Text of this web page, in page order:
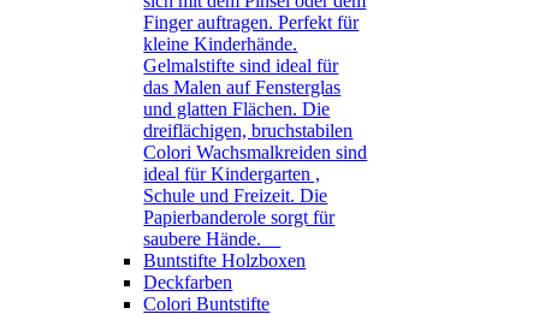
Finger auftragen. Perfekt für
kleine Kinderhände.
Gelmalstifte sind ideal für
das Malen auf Fensterglas
und glatten Flächen. Die
dreiflächigen, bruchstabilen
Colori Wachsmalkreiden sind
ideal für Kindergarten ,
Schule und Freizeit. Die
Papierbanderole sorgt für
saubere Hände.
Buntstifte Holzboxen
Deckfarben
Colori Buntstifte